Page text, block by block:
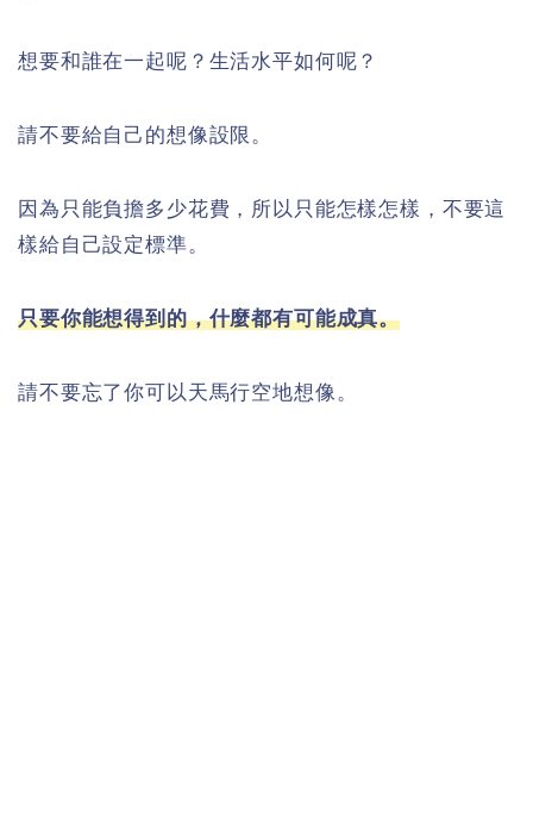
想要和誰在一起呢？生活水平如何呢？
請不要給自己的想像設限。
因為只能負擔多少花費，所以只能怎樣怎樣，不要這
樣給自己設定標準。
只要你能想得到的，什麼都有可能成真。
請不要忘了你可以天馬行空地想像。